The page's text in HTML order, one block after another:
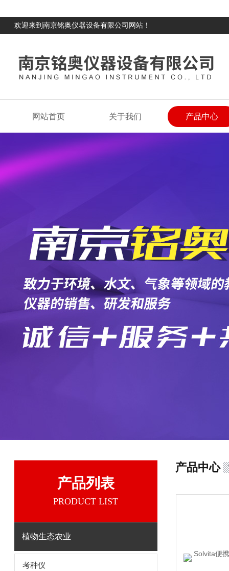
欢迎来到南京铭奥仪器设备有限公司网站！
网站首页 关于我们 产品中心
产品列表
PRODUCT LIST
植物生态农业
考种仪
产品中心